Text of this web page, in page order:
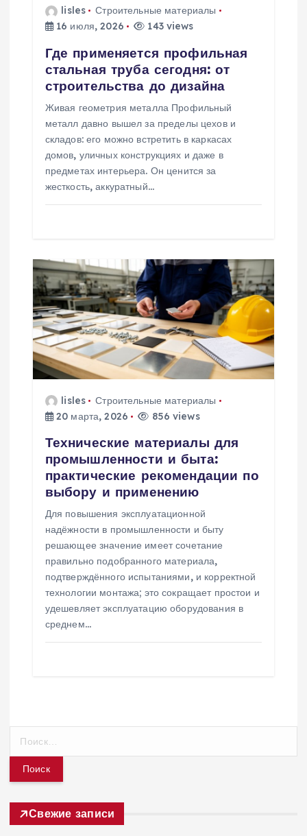
lisles
Строительные материалы
16 июля, 2026
143 views
Где применяется профильная
стальная труба сегодня: от
строительства до дизайна
Живая геометрия металла Профильный
металл давно вышел за пределы цехов и
складов: его можно встретить в каркасах
домов, уличных конструкциях и даже в
предметах интерьера. Он ценится за
жесткость, аккуратный…
lisles
Строительные материалы
20 марта, 2026
856 views
Технические материалы для
промышленности и быта:
практические рекомендации по
выбору и применению
Для повышения эксплуатационной
надёжности в промышленности и быту
решающее значение имеет сочетание
правильно подобранного материала,
подтверждённого испытаниями, и корректной
технологии монтажа; это сокращает простои и
удешевляет эксплуатацию оборудования в
среднем…
т
Свежие записи